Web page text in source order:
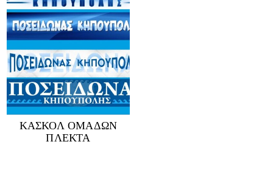
ΚΑΣΚΟΛ ΟΜΑΔΩΝ
ΠΛΕΚΤΑ